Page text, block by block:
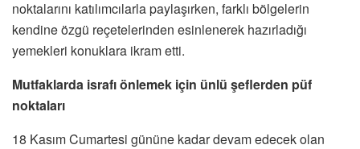
noktalarını katılımcılarla paylaşırken, farklı bölgelerin
kendine özgü reçetelerinden esinlenerek hazırladığı
yemekleri konuklara ikram etti.
Mutfaklarda israfı önlemek için ünlü şeflerden püf
noktaları
18 Kasım Cumartesi gününe kadar devam edecek olan